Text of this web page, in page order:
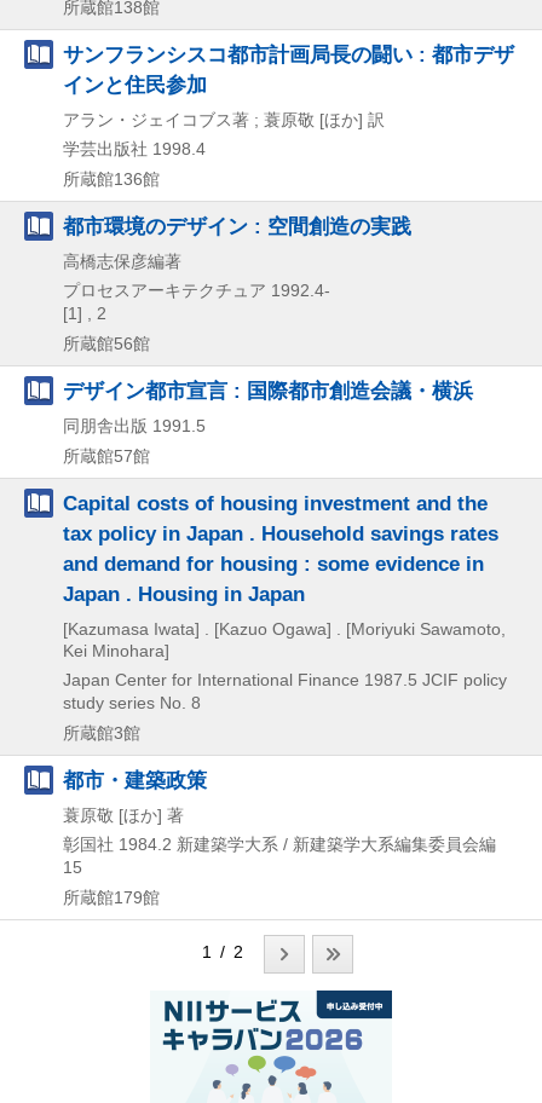
所蔵館138館
サンフランシスコ都市計画局長の闘い : 都市デザ
インと住民参加
アラン・ジェイコブス著 ; 蓑原敬 [ほか] 訳
学芸出版社 1998.4
所蔵館136館
都市環境のデザイン : 空間創造の実践
高橋志保彦編著
プロセスアーキテクチュア 1992.4-
[1] , 2
所蔵館56館
デザイン都市宣言 : 国際都市創造会議・横浜
同朋舎出版 1991.5
所蔵館57館
Capital costs of housing investment and the
tax policy in Japan . Household savings rates
and demand for housing : some evidence in
Japan . Housing in Japan
[Kazumasa Iwata] . [Kazuo Ogawa] . [Moriyuki Sawamoto,
Kei Minohara]
Japan Center for International Finance 1987.5 JCIF policy
study series No. 8
所蔵館3館
都市・建築政策
蓑原敬 [ほか] 著
彰国社 1984.2 新建築学大系 / 新建築学大系編集委員会編
15
所蔵館179館
1 / 2